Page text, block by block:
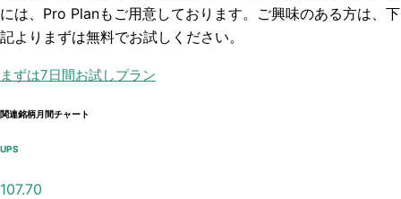
には、Pro Planもご用意しております。ご興味のある方は、下
記よりまずは無料でお試しください。
まずは7日間お試しプラン
関連銘柄月間チャート
UPS
107.70